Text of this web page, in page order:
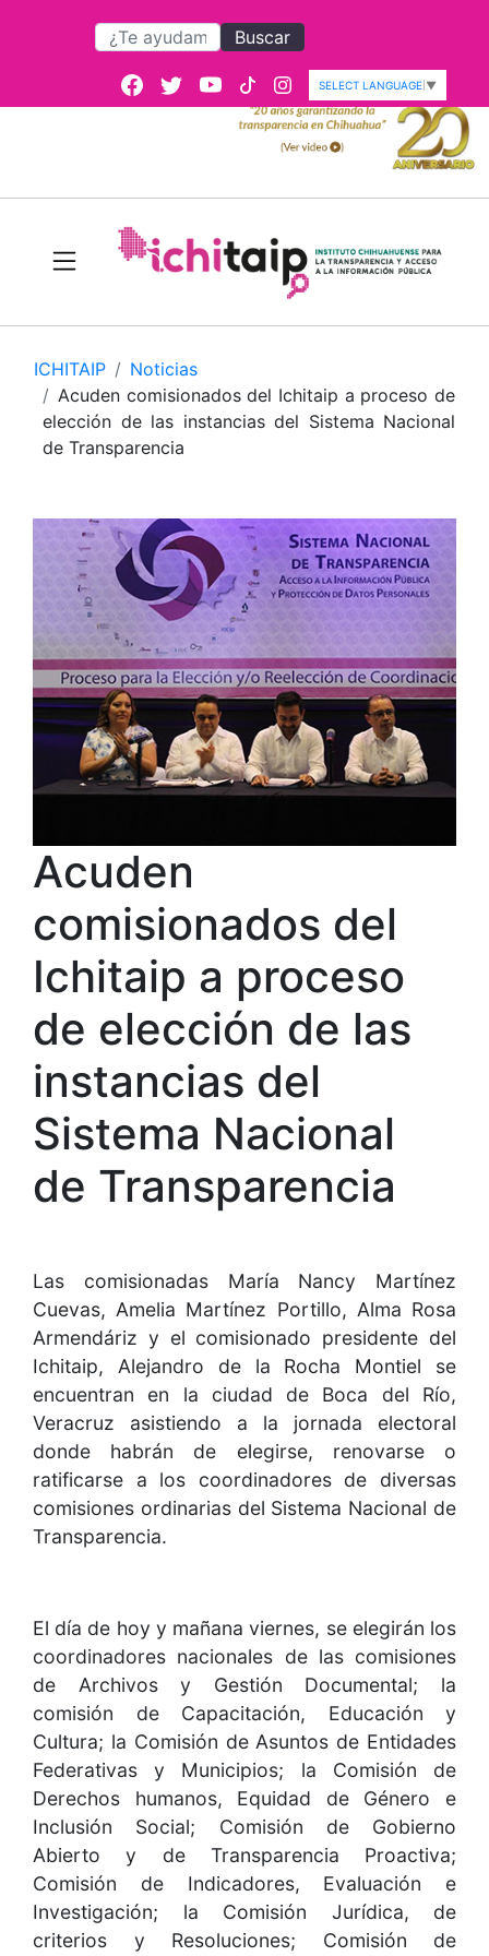
Buscar
SELECT LANGUAGE ▼
ICHITAIP
Noticias
Acuden comisionados del Ichitaip a proceso de
elección de las instancias del Sistema Nacional
de Transparencia
Acuden
comisionados del
Ichitaip a proceso
de elección de las
instancias del
Sistema Nacional
de Transparencia
Las comisionadas María Nancy Martínez
Cuevas, Amelia Martínez Portillo, Alma Rosa
Armendáriz y el comisionado presidente del
Ichitaip, Alejandro de la Rocha Montiel se
encuentran en la ciudad de Boca del Río,
Veracruz asistiendo a la jornada electoral
donde habrán de elegirse, renovarse o
ratificarse a los coordinadores de diversas
comisiones ordinarias del Sistema Nacional de
Transparencia.
El día de hoy y mañana viernes, se elegirán los
coordinadores nacionales de las comisiones
de Archivos y Gestión Documental; la
comisión de Capacitación, Educación y
Cultura; la Comisión de Asuntos de Entidades
Federativas y Municipios; la Comisión de
Derechos humanos, Equidad de Género e
Inclusión Social; Comisión de Gobierno
Abierto y de Transparencia Proactiva;
Comisión de Indicadores, Evaluación e
Investigación; la Comisión Jurídica, de
criterios y Resoluciones; Comisión de